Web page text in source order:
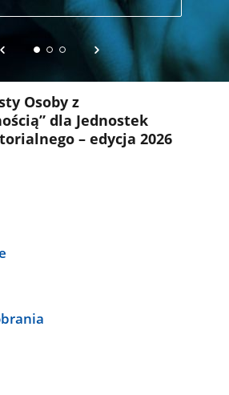
Osoby z
dla Jednostek
– edycja 2026